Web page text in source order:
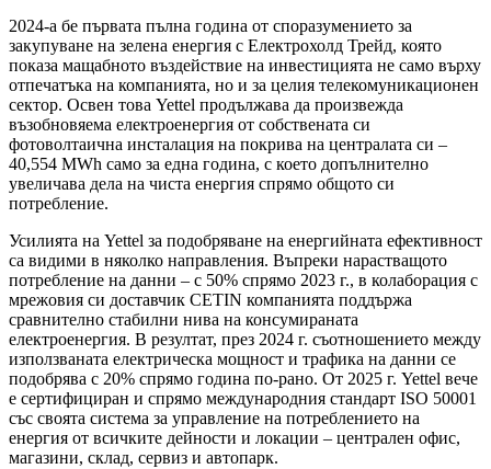
2024-а бе първата пълна година от споразумението за
закупуване на зелена енергия с Електрохолд Трейд, която
показа мащабното въздействие на инвестицията не само върху
отпечатъка на компанията, но и за целия телекомуникационен
сектор. Освен това Yettel продължава да произвежда
възобновяема електроенергия от собствената си
фотоволтаична инсталация на покрива на централата си –
40,554 MWh само за една година, с което допълнително
увеличава дела на чиста енергия спрямо общото си
потребление.
Усилията на Yettel за подобряване на енергийната ефективност
са видими в няколко направления. Въпреки нарастващото
потребление на данни – с 50% спрямо 2023 г., в колаборация с
мрежовия си доставчик CETIN компанията поддържа
сравнително стабилни нива на консумираната
електроенергия. В резултат, през 2024 г. съотношението между
използваната електрическа мощност и трафика на данни се
подобрява с 20% спрямо година по-рано. От 2025 г. Yettel вече
е сертифициран и спрямо международния стандарт ISO 50001
със своята система за управление на потреблението на
енергия от всичките дейности и локации – централен офис,
магазини, склад, сервиз и автопарк.